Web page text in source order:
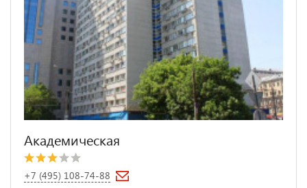
Академическая
+7 (495) 108-74-88